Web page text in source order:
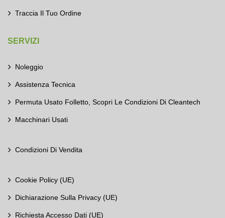
Traccia Il Tuo Ordine
SERVIZI
Noleggio
Assistenza Tecnica
Permuta Usato Folletto, Scopri Le Condizioni Di Cleantech
Macchinari Usati
Condizioni Di Vendita
Cookie Policy (UE)
Dichiarazione Sulla Privacy (UE)
Richiesta Accesso Dati (UE)